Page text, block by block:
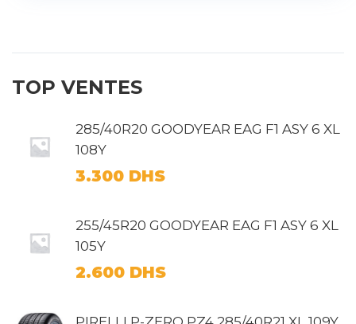
TOP VENTES
285/40R20 GOODYEAR EAG F1 ASY 6 XL
108Y
3.300 DHS
255/45R20 GOODYEAR EAG F1 ASY 6 XL
105Y
2.600 DHS